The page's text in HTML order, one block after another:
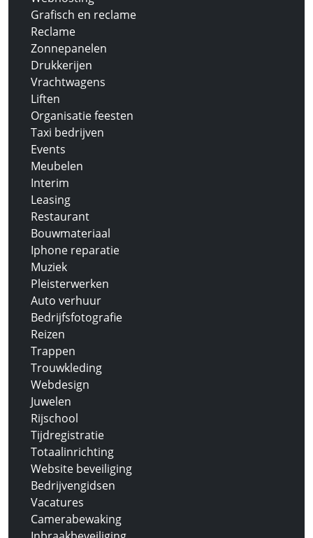
Grafisch en reclame
Reclame
Zonnepanelen
Drukkerijen
Vrachtwagens
Liften
Organisatie feesten
Taxi bedrijven
Events
Meubelen
Interim
Leasing
Restaurant
Bouwmateriaal
Iphone reparatie
Muziek
Pleisterwerken
Auto verhuur
Bedrijfsfotografie
Reizen
Trappen
Trouwkleding
Webdesign
Juwelen
Rijschool
Tijdregistratie
Totaalinrichting
Website beveiliging
Bedrijvengidsen
Vacatures
Camerabewaking